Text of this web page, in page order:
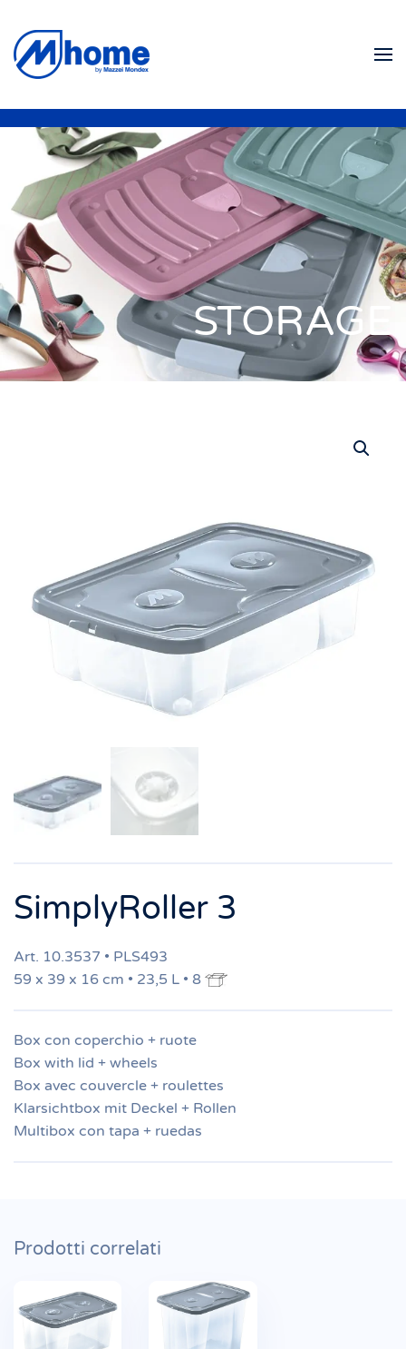
Ir al contenido principal
STORAGE
SimplyRoller 3
Art. 10.3537 • PLS493
59 x 39 x 16 cm • 23,5 L • 8
Box con coperchio + ruote
Box with lid + wheels
Box avec couvercle + roulettes
Klarsichtbox mit Deckel + Rollen
Multibox con tapa + ruedas
Prodotti correlati